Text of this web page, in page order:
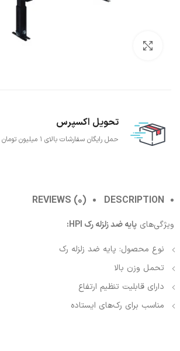
تحویل اکسپرس
حمل رایگان سفارشات بالای 1 میلیون تومان
DESCRIPTION
REVIEWS (0)
ویژگی‌های پایه ضد زلزله رک HPI:
نوع محصول: پایه ضد زلزله رک
تحمل وزن بالا
دارای قابلیت تنظیم ارتفاع
مناسب برای رک‌های ایستاده